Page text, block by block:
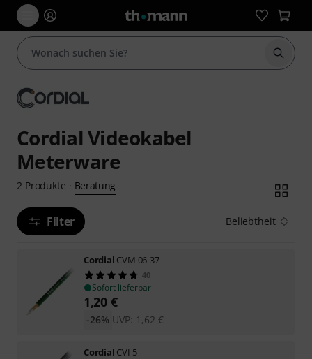
Suche
Cordial Videokabel
Meterware
2 Produkte · Beratung
Filter Beliebtheit
Cordial CVM 06-37
40
Sofort lieferbar
1,20 €
UVP: 1,62 €
-26%
Cordial CVI 5